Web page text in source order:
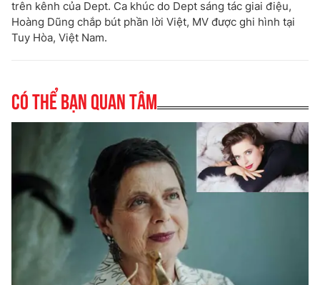
trên kênh của Dept. Ca khúc do Dept sáng tác giai điệu,
Hoàng Dũng chắp bút phần lời Việt, MV được ghi hình tại
Tuy Hòa, Việt Nam.
Có thể bạn quan tâm